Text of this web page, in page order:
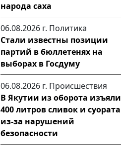
народа саха
06.08.2026 г. Политика
Стали известны позиции
партий в бюллетенях на
выборах в Госдуму
06.08.2026 г. Происшествия
В Якутии из оборота изъяли
400 литров сливок и суората
из-за нарушений
безопасности